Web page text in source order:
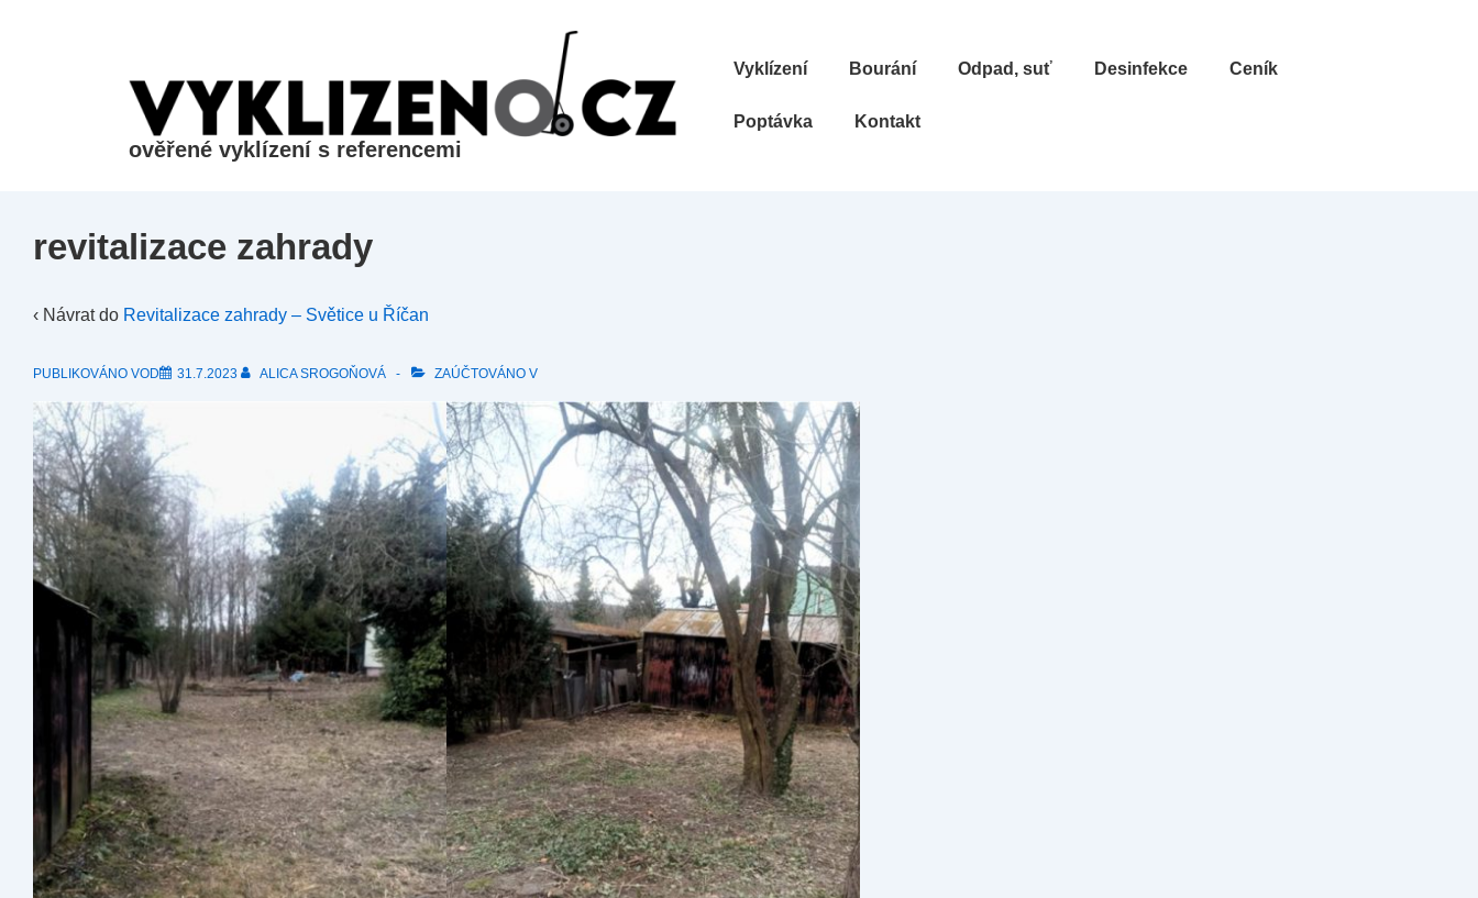
ověřené vyklízení s referencemi
Hlavní
Vyklízení Bourání Odpad, suť Desinfekce Ceník
Poptávka Kontakt
revitalizace zahrady
‹ Návrat do Revitalizace zahrady – Světice u Říčan
PUBLIKOVÁNO VOD 31.7.2023 ALICA SROGOŇOVÁ ZAÚČTOVÁNO V